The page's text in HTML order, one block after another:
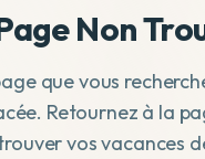
Non
que vous
Retournez à la
vos vacances